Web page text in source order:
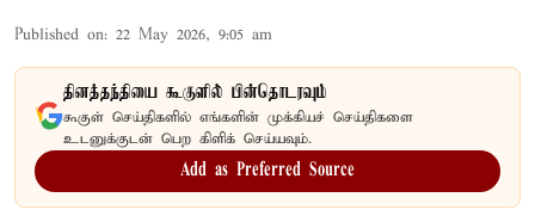
Published on: 22 May 2026, 9:05 am
தினத்தந்தியை கூகுளில் பின்தொடரவும்
கூகுள் செய்திகளில் எங்களின் முக்கியச் செய்திகளை
உடனுக்குடன் பெற கிளிக் செய்யவும்.
Add as Preferred Source